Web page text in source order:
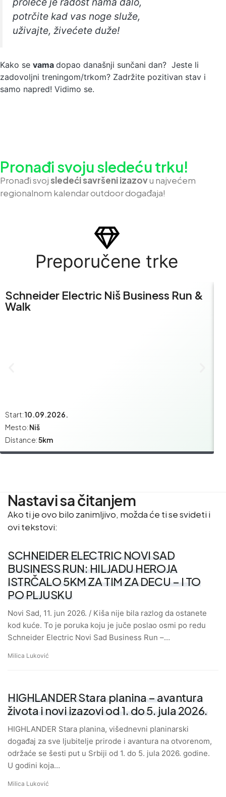
potrčite kad vas noge služe,
uživajte, živećete duže!
Kako se vama dopao današnji sunčani dan? Jeste li
zadovoljni treningom/trkom? Zadržite pozitivan stav i
samo napred! Vidimo se.
Pronađi svoju sledeću trku!
Pronađi svojsledeći savršeni izazovu najvećem
regionalnom kalendar outdoor događaja!
Preporučene trke
Schneider Electric Niš Business Run &
Walk
Start:10.09.2026.
Mesto: Niš
Distance:5km
Nastavi sa čitanjem
Ako ti je ovo bilo zanimljivo, možda će ti se svideti i
ovi tekstovi:
SCHNEIDER ELECTRIC NOVI SAD
BUSINESS RUN: HILJADU HEROJA
ISTRČALO 5KM ZA TIM ZA DECU – I TO
PO PLJUSKU
Novi Sad, 11. jun 2026. / Kiša nije bila razlog da ostanete
kod kuće. To je poruka koju je juče poslao osmi po redu
Schneider Electric Novi Sad Business Run –…
Milica Luković
HIGHLANDER Stara planina – avantura
života i novi izazovi od 1. do 5. jula 2026.
HIGHLANDER Stara planina, višednevni planinarski
događaj za sve ljubitelje prirode i avantura na otvorenom,
održaće se šesti put u Srbiji od 1. do 5. jula 2026. godine.
U godini koja…
Milica Luković